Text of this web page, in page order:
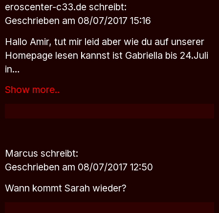
eroscenter-c33.de schreibt:
Geschrieben am 08/07/2017 15:16
Hallo Amir, tut mir leid aber wie du auf unserer
Homepage lesen kannst ist Gabriella bis 24.Juli
in…
Show more..
Marcus schreibt:
Geschrieben am 08/07/2017 12:50
Wann kommt Sarah wieder?